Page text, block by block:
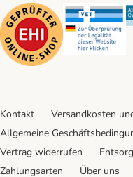
Security
Kontakt Versandkosten
Allgemeine
Vertrag widerrufen
Zahlungsarten
Über uns